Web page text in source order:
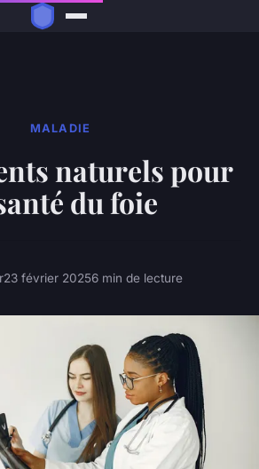
MALADIE
naturels pour
du foie
23 février 20256 min de lecture